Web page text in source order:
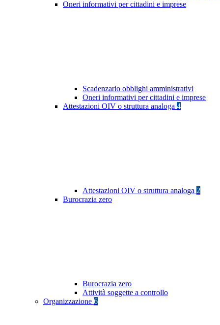
Oneri informativi per cittadini e imprese
Scadenzario obblighi amministrativi
Oneri informativi per cittadini e imprese
Attestazioni OIV o struttura analoga 4
Attestazioni OIV o struttura analoga 2
Burocrazia zero
Burocrazia zero
Attività soggette a controllo
Organizzazione 6